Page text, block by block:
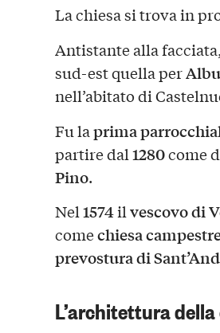
La chiesa si trova in
Antistante alla
sud-est quella per
nell’abitato di
Fu laprima
partire dal1280come
Pino.
Nel1574ilvescovo di
comechiesa
prevostura di
L’architettura